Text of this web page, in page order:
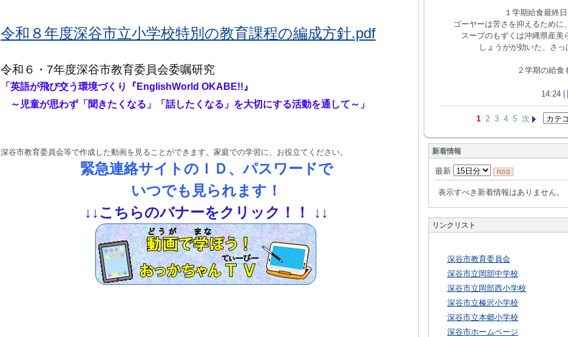
令和８年度深谷市立小学校特別の教育課程の編成方針.pdf
令和６・7年度深谷市教育委員会委嘱研究
「英語が飛び交う環境づくり『 EnglishWorld OKABE!!』
～児童が思わず「聞きたくなる」「話したくなる」を大切にする活動を通して～」
深谷市教育委員会等で作成した動画を見ることができます。家庭での学習に、お役立てください。
緊急連絡サイトのＩＤ、パスワードで
いつでも見られます！
↓ ↓こちらのバナーをクリック！！ ↓ ↓
１学期給食最終
ゴーヤーは苦さを抑えるため
スープのもずくは沖縄県産美
しょうがが効いた、さ
２学期の給食
14:24 |
1 2 3 4 5 次
新着情報
最新
表示すべき新着情報はありません。
リンクリスト
深谷市教育委員会
深谷市立岡部中学校
深谷市立岡部西小学校
深谷市立榛沢小学校
深谷市立本郷小学校
深谷市ホームページ